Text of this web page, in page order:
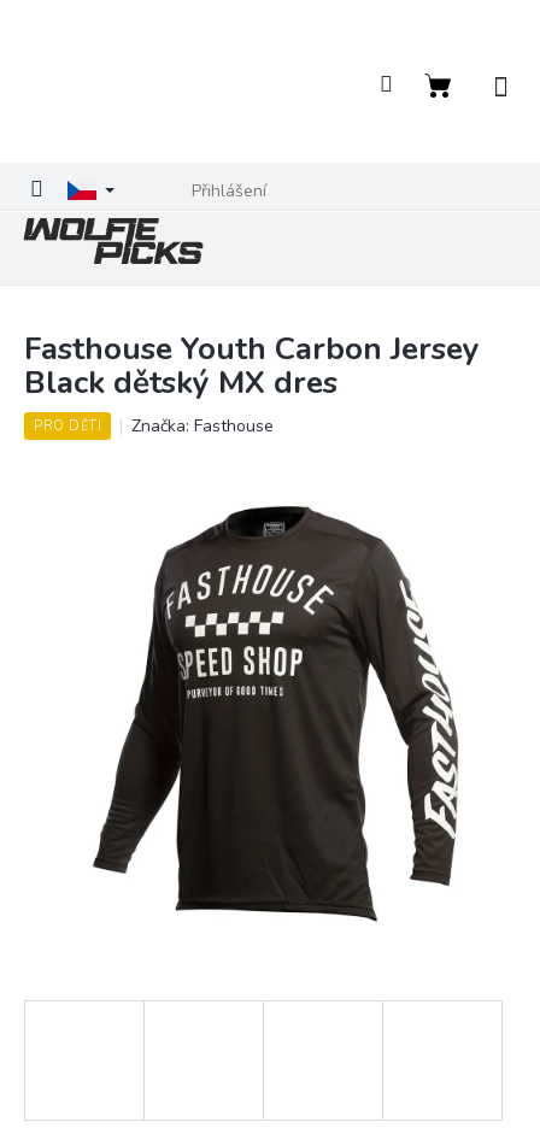
Přihlášení
Nákupní
Fasthouse Youth Carbon Jersey
Black dětský MX dres
PRO DĚTI Značka: Fasthouse